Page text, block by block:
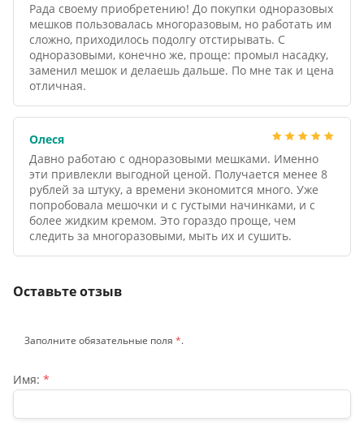
Рада своему приобретению! До покупки одноразовых
мешков пользовалась многоразовым, но работать им
сложно, приходилось подолгу отстирывать. С
одноразовыми, конечно же, проще: промыл насадку,
заменил мешок и делаешь дальше. По мне так и цена
отличная.
Олеся
Давно работаю с одноразовыми мешками. Именно
эти привлекли выгодной ценой. Получается менее 8
рублей за штуку, а времени экономится много. Уже
попробовала мешочки и с густыми начинками, и с
более жидким кремом. Это гораздо проще, чем
следить за многоразовыми, мыть их и сушить.
Оставьте отзыв
Заполните обязательные поля *.
Имя: *